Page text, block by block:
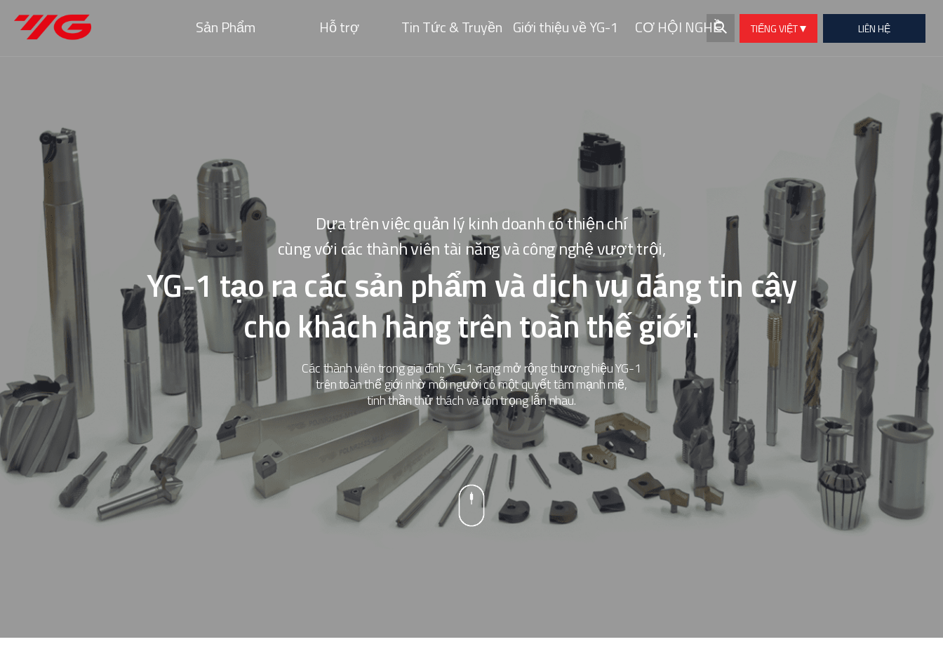
Sản Phẩm Hỗ trợ
Tin Tức & Truyền Giới thiệu về YG-1
CƠ HỘI NGHỀ
TIẾNG VIỆT LIÊN HỆ
Dựa trên việc quản lý kinh doanh có thiện chí
cùng với các thành viên tài năng và công nghệ vượt trội,
YG-1 tạo ra các sản phẩm và dịch vụ đáng tin cậy
cho khách hàng trên toàn thế giới.
Các thành viên trong gia đình YG-1 đang mở rộng thương hiệu YG-1
trên toàn thế giới nhờ mỗi người có một quyết tâm mạnh mẽ,
tinh thần thử thách và tôn trọng lẫn nhau.